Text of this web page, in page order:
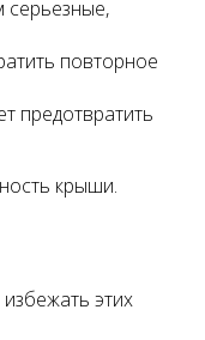
серьезные,
повторное
предотвратить
крыши.
этих